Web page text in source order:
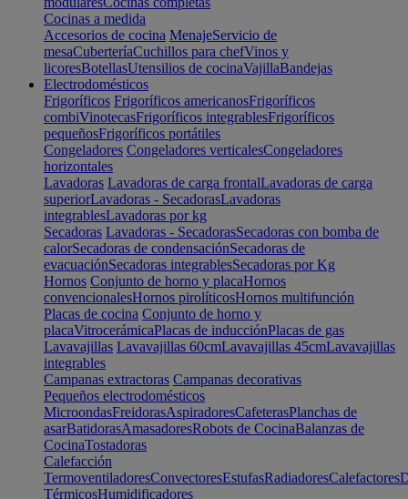
Cocinas a medida
Accesorios de cocina MenajeServicio de
mesaCuberteríaCuchillos para chefVinos y
licoresBotellasUtensilios de cocinaVajillaBandejas
Electrodomésticos
Frigoríficos Frigoríficos americanosFrigoríficos
combiVinotecasFrigoríficos integrablesFrigoríficos
pequeñosFrigoríficos portátiles
Congeladores Congeladores verticalesCongeladores
horizontales
Lavadoras Lavadoras de carga frontalLavadoras de carga
superiorLavadoras - SecadorasLavadoras
integrablesLavadoras por kg
Secadoras Lavadoras - SecadorasSecadoras con bomba de
calorSecadoras de condensaciónSecadoras de
evacuaciónSecadoras integrablesSecadoras por Kg
Hornos Conjunto de horno y placaHornos
convencionalesHornos pirolíticosHornos multifunción
Placas de cocina Conjunto de horno y
placaVitrocerámicaPlacas de inducciónPlacas de gas
Lavavajillas Lavavajillas 60cmLavavajillas 45cmLavavajillas
integrables
Campanas extractoras Campanas decorativas
Pequeños electrodomésticos
MicroondasFreidorasAspiradoresCafeterasPlanchas de
asarBatidorasAmasadoresRobots de CocinaBalanzas de
CocinaTostadoras
Calefacción
TermoventiladoresConvectoresEstufasRadiadoresCalefactores
TérmicosHumidificadores